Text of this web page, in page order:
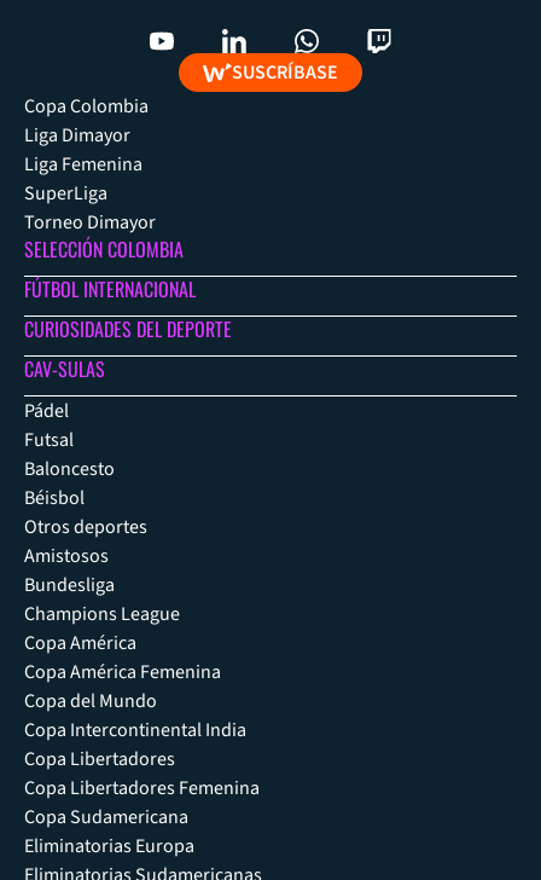
SUSCRÍBASE
Copa Colombia
Liga Dimayor
Liga Femenina
SuperLiga
Torneo Dimayor
SELECCIÓN COLOMBIA
FÚTBOL INTERNACIONAL
CURIOSIDADES DEL DEPORTE
CAV-SULAS
Pádel
Futsal
Baloncesto
Béisbol
Otros deportes
Amistosos
Bundesliga
Champions League
Copa América
Copa América Femenina
Copa del Mundo
Copa Intercontinental India
Copa Libertadores
Copa Libertadores Femenina
Copa Sudamericana
Eliminatorias Europa